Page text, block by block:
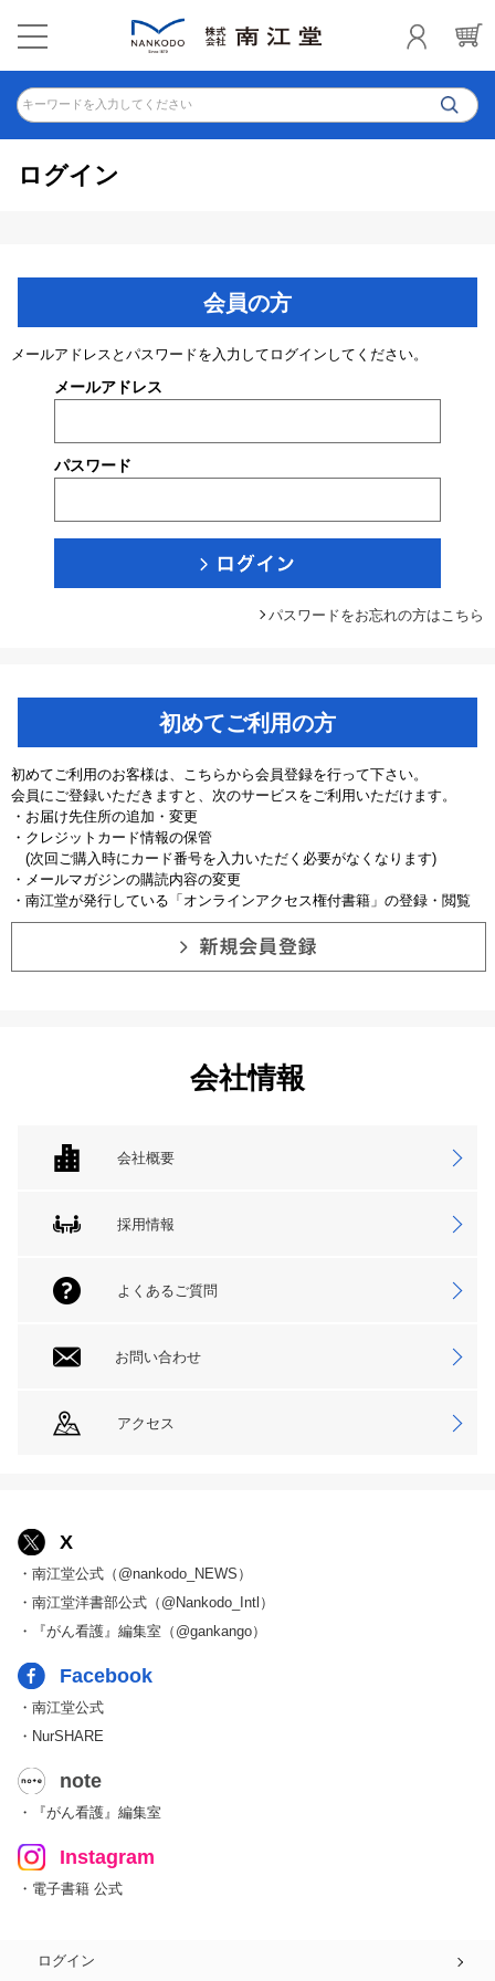
キーワードを入力してください
ログイン
会員の方
メールアドレスとパスワードを入力してログインしてください。
メールアドレス
パスワード
パスワードをお忘れの方はこちら
初めてご利用の方
初めてご利用のお客様は、こちらから会員登録を行って下さい。
会員にご登録いただきますと、次のサービスをご利用いただけます。
・お届け先住所の追加・変更
・クレジットカード情報の保管
(次回ご購入時にカード番号を入力いただく必要がなくなります)
・メールマガジンの購読内容の変更
・南江堂が発行している「オンラインアクセス権付書籍」の登録・閲覧
会社情報
会社概要
採用情報
よくあるご質問
お問い合わせ
アクセス
X
・南江堂公式（@nankodo_NEWS）
・南江堂洋書部公式（@Nankodo_Intl）
・『がん看護』編集室（@gankango）
Facebook
・南江堂公式
・NurSHARE
note
・『がん看護』編集室
Instagram
・電子書籍 公式
ログイン